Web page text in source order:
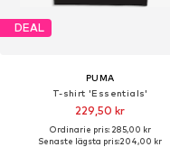
DEAL
PUMA
T-shirt 'Essentials'
229,50 kr
Ordinarie pris: 285,00 kr
Senaste lägsta pris:204,00 kr